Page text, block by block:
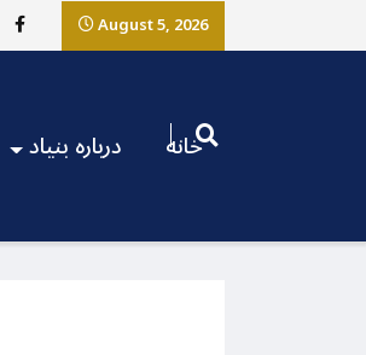
August 5, 2026
درباره بنیاد خانه